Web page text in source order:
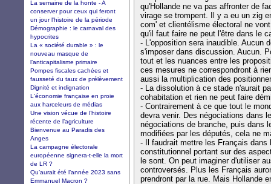
qu'Hollande ne va pas affronter de
virage se trompent. Il y a eu un zig
com' et clientélisme électoral ne
qu'il faut faire ne peut l'être dans le
- L'opposition sera inaudible. Aucun
s'imposer dans discussion. Aucun.
tout et les nuances entre les
ces mesures ne correspondront à
aussi la multiplication des
- La dissolution à ce stade n'aurait
cohabitation et rien ne peut faire
- Contrairement à ce que tout le
devra venir. Des négociations dans
négociations de branche, puis dans
modifiées par les députés, cela ne
- Il faudrait mettre les Français dans
constitutionnel portant sur des
le sont. On peut imaginer d'utiliser
controversés. Plus les Français
prendront par la rue. Mais Hollande
La semaine de la honte - A
conserver pour ceux qui feront
un jour l'histoire de la période
Démographie : le carnaval des
hypocrites
La « société durable » : le
nouveau masque de
l’anticapitalisme primaire
Pompes fiscales cachées et
fausseté du taux de prélèvement
Dignité et indignation
L'économie française en proie
aux harceleurs de médias
Une vision vécue de l’histoire
récente de l’agriculture
Bienvenue au Paradis des
Anges
La campagne électorale
européenne signera-t-elle la mort
de LR ?
Qu’aurait été l’année 2023 sans
Emmanuel Macron ?